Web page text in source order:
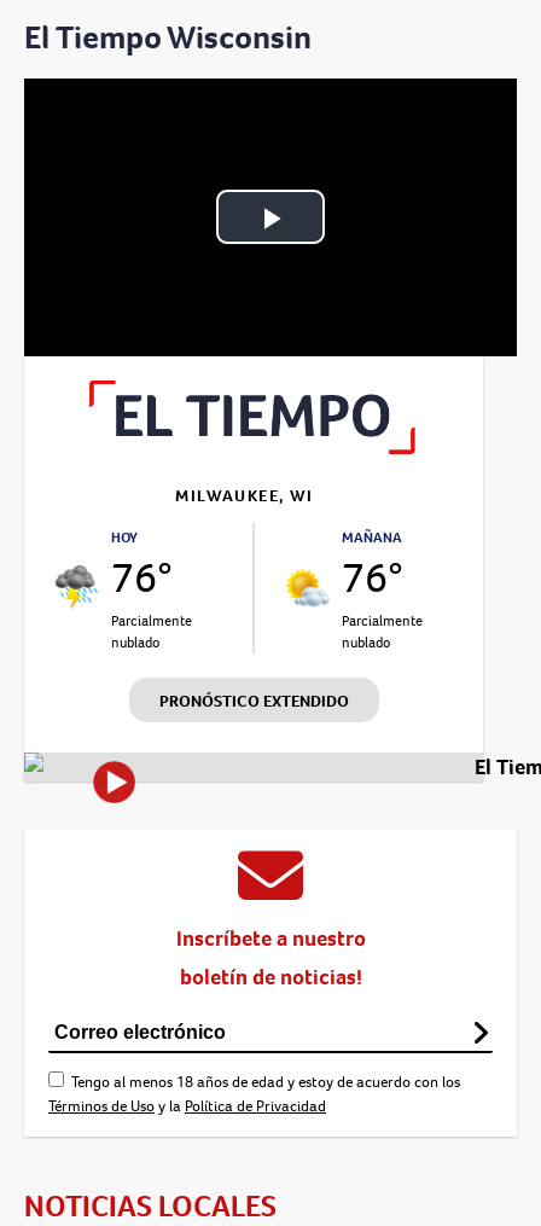
El Tiempo Wisconsin
Play
MILWAUKEE, WI
HOY
76°
Parcialmente
nublado
MAÑANA
76°
Parcialmente
nublado
PRONÓSTICO EXTENDIDO
El
Inscríbete a nuestro
boletín de noticias!
Tengo al menos 18 años de edad y estoy de acuerdo con los
Términos de Usoy la Política de Privacidad
NOTICIAS LOCALES